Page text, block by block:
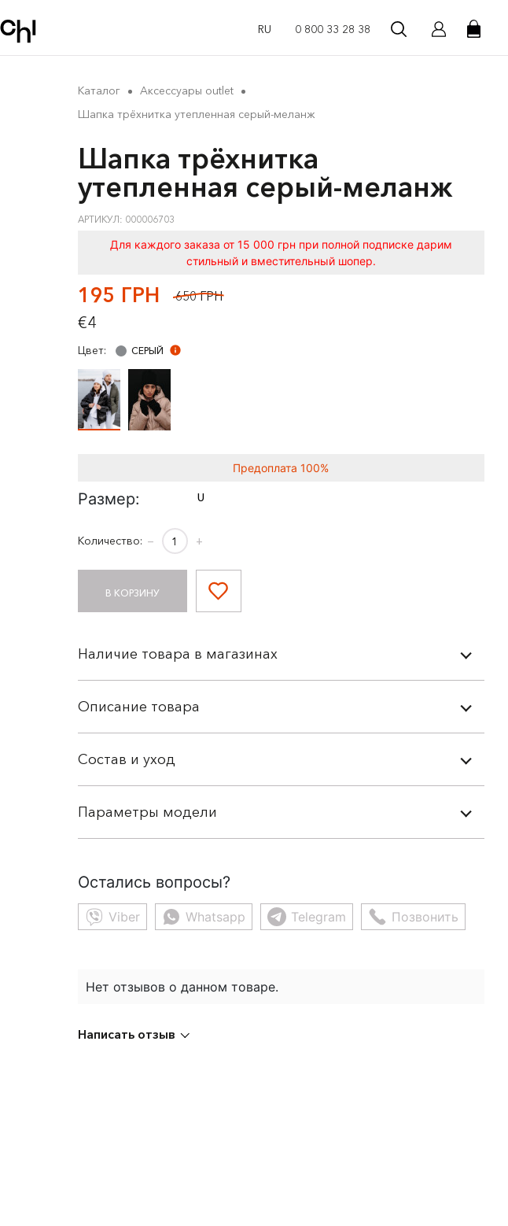
RU 0 800 33 28 38
Каталог
Аксессуары outlet
Шапка трёхнитка утепленная серый-меланж
Шапка трёхнитка
утепленная серый-меланж
АРТИКУЛ: 000006703
Для каждого заказа от 15 000 грн при полной подписке дарим
стильный и вместительный шопер.
195 ГРН 650 ГРН
€4
Цвет: СЕРЫЙ
Предоплата 100%
Размер: U
Количество: − +
В КОРЗИНУ
Наличие товара в магазинах
Описание товара
Состав и уход
Параметры модели
Остались вопросы?
Viber Whatsapp Telegram Позвонить
Нет отзывов о данном товаре.
Написать отзыв